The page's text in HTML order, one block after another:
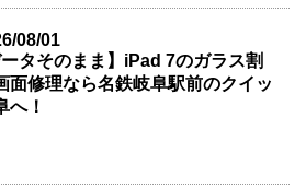
08/01
ータそのまま】iPad 7のガラス割
面修理なら名鉄岐阜駅前のクイッ
へ！